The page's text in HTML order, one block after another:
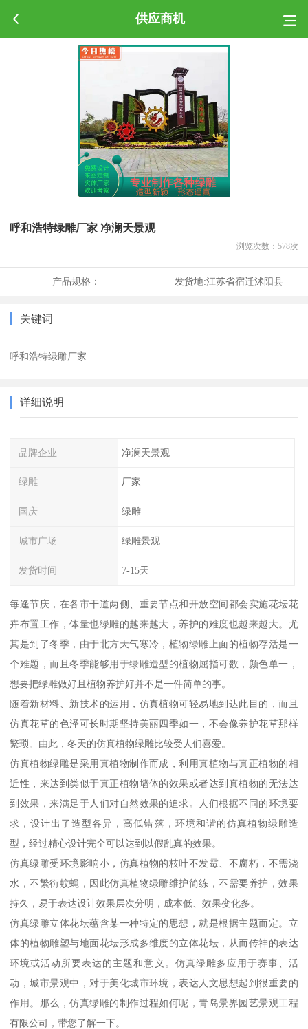
供应商机
呼和浩特绿雕厂家 净澜天景观
浏览次数： 578次
产品规格： 发货地:江苏省宿迁沭阳县
关键词
呼和浩特绿雕厂家
详细说明
品牌企业 净澜天景观
绿雕 厂家
国庆 绿雕
城市广场 绿雕景观
发货时间 7-15天
每逢节庆，在各市干道两侧、重要节点和开放空间都会实施花坛花
卉布置工作，体量也绿雕的越来越大，养护的难度也越来越大。尤
其是到了冬季，由于北方天气寒冷，植物绿雕上面的植物存活是一
个难题，而且冬季能够用于绿雕造型的植物屈指可数，颜色单一，
想要把绿雕做好且植物养护好并不是一件简单的事。
随着新材料、新技术的运用，仿真植物可轻易地到达此目的，而且
仿真花草的色泽可长时期坚持美丽四季如一，不会像养护花草那样
繁琐。由此，冬天的仿真植物绿雕比较受人们喜爱。
仿真植物绿雕是采用真植物制作而成，利用真植物与真正植物的相
近性，来达到类似于真正植物墙体的效果或者达到真植物的无法达
到效果，来满足于人们对自然效果的追求。人们根据不同的环境要
求，设计出了造型各异，高低错落，环境和谐的仿真植物绿雕造
型，经过精心设计完全可以达到以假乱真的效果。
仿真绿雕受环境影响小，仿真植物的枝叶不发霉、不腐朽，不需浇
水，不繁衍蚊蝇，因此仿真植物绿雕维护简练，不需要养护，效果
持久，易于表达设计效果层次分明，成本低、效果变化多。
仿真绿雕立体花坛蕴含某一种特定的思想，就是根据主题而定。立
体的植物雕塑与地面花坛形成多维度的立体花坛，从而传神的表达
环境或活动所要表达的主题和意义。仿真绿雕多应用于赛事、活
动，城市景观中，对于美化城市环境，表达人文思想起到很重要的
作用。那么，仿真绿雕的制作过程如何呢，青岛景界园艺景观工程
有限公司，带您了解一下。